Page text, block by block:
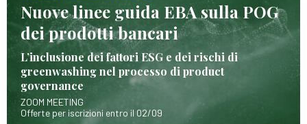
Nuove linee guida EBA sulla POG
dei prodotti bancari
L’inclusione dei fattori ESG e dei rischi di
greenwashing nel processo di product
governance
ZOOM MEETING
Offerte per iscrizioni entro il 02/09